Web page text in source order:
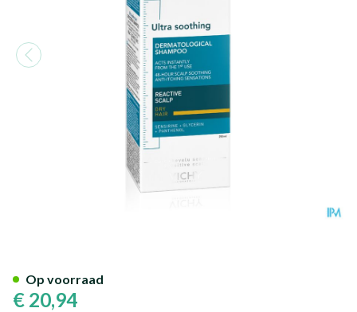
€ 20,94
Op voorraad